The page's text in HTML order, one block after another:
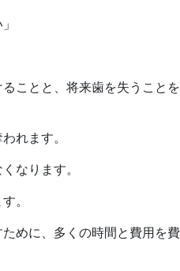
ことと、将来歯を失うことを
れます。
なります。
。
めに、多くの時間と費用を費